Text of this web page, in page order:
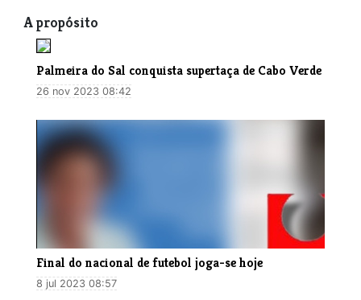
A propósito
​Palmeira do Sal conquista supertaça de Cabo Verde
26 nov 2023 08:42
Final do nacional de futebol joga-se hoje
8 jul 2023 08:57